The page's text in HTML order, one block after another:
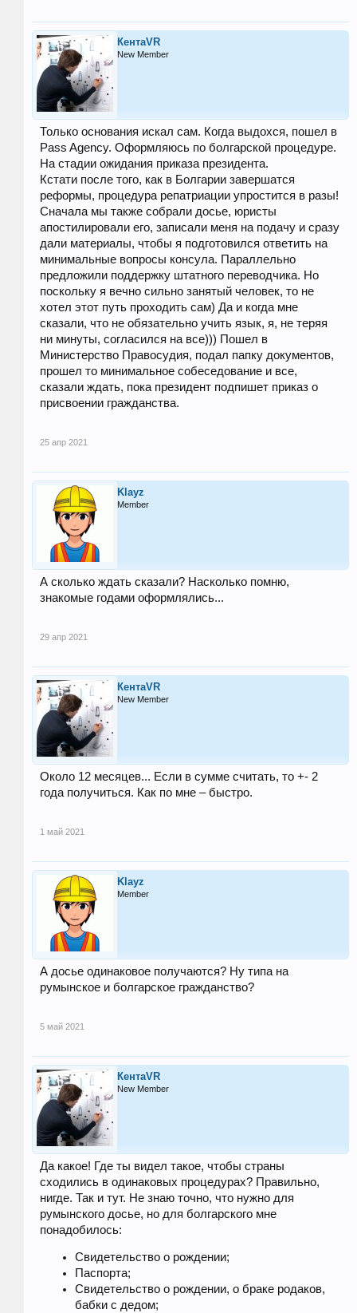
КентаVR
New Member
Только основания искал сам. Когда выдохся, пошел в
Pass Agency. Оформляюсь по болгарской процедуре.
На стадии ожидания приказа президента.
Кстати после того, как в Болгарии завершатся
реформы, процедура репатриации упростится в разы!
Сначала мы также собрали досье, юристы
апостилировали его, записали меня на подачу и сразу
дали материалы, чтобы я подготовился ответить на
минимальные вопросы консула. Параллельно
предложили поддержку штатного переводчика. Но
поскольку я вечно сильно занятый человек, то не
хотел этот путь проходить сам) Да и когда мне
сказали, что не обязательно учить язык, я, не теряя
ни минуты, согласился на все))) Пошел в
Министерство Правосудия, подал папку документов,
прошел то минимальное собеседование и все,
сказали ждать, пока президент подпишет приказ о
присвоении гражданства.
25 апр 2021
Klayz
Member
А сколько ждать сказали? Насколько помню,
знакомые годами оформлялись...
29 апр 2021
КентаVR
New Member
Около 12 месяцев... Если в сумме считать, то +- 2
года получиться. Как по мне – быстро.
1 май 2021
Klayz
Member
А досье одинаковое получаются? Ну типа на
румынское и болгарское гражданство?
5 май 2021
КентаVR
New Member
Да какое! Где ты видел такое, чтобы страны
сходились в одинаковых процедурах? Правильно,
нигде. Так и тут. Не знаю точно, что нужно для
румынского досье, но для болгарского мне
понадобилось:
Свидетельство о рождении;
Паспорта;
Свидетельство о рождении, о браке родаков,
бабки с дедом;